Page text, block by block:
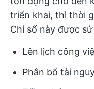
triển khai, thì thời
Chỉ số này được
Lên lịch công
Phân bổ tài